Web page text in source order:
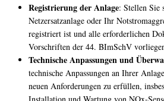
Registrierung der Anlage: Stellen Sie
Netzersatzanlage oder Ihr
registriert ist und alle erforderlichen
Vorschriften der 44. BImSchV
Technische Anpassungen und
technische Anpassungen an Ihrer
neuen Anforderungen zu erfüllen,